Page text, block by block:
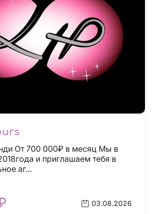
Мы в
и приглашаем тебя в
аг...
03.08.2026